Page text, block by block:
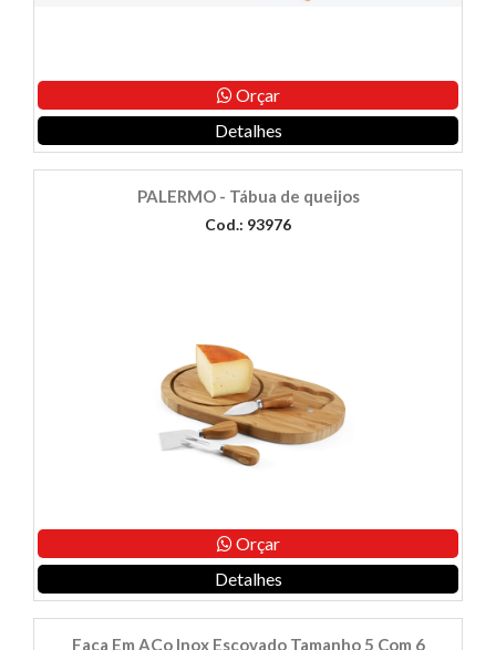
Orçar
Detalhes
PALERMO - Tábua de queijos
Cod.: 93976
Orçar
Detalhes
Faca Em AÇo Inox Escovado Tamanho 5 Com 6